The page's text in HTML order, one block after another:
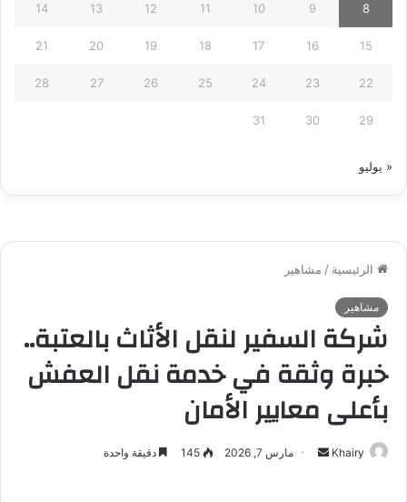
8
9
10
11
12
13
14
15
16
17
18
19
20
21
22
23
24
25
26
27
28
29
30
31
« يوليو